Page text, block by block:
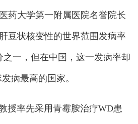
药大学第一附属医院名誉院长
豆状核变性的世界范围发病率
之一，但在中国，这一发病率却
病最高的国家。
率先采用青霉胺治疗WD患